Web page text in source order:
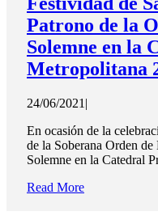
Patrono de la
Solemne en la
Metropolitana
24/06/2021 |
En ocasión de la
de la Soberana Orden
Solemne en la Catedral
Read More